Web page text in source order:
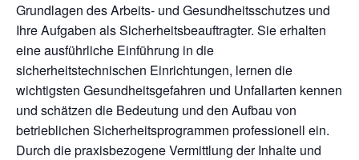
Grundlagen des Arbeits- und Gesundheitsschutzes und
Ihre Aufgaben als Sicherheitsbeauftragter. Sie erhalten
eine ausführliche Einführung in die
sicherheitstechnischen Einrichtungen, lernen die
wichtigsten Gesundheitsgefahren und Unfallarten kennen
und schätzen die Bedeutung und den Aufbau von
betrieblichen Sicherheitsprogrammen professionell ein.
Durch die praxisbezogene Vermittlung der Inhalte und